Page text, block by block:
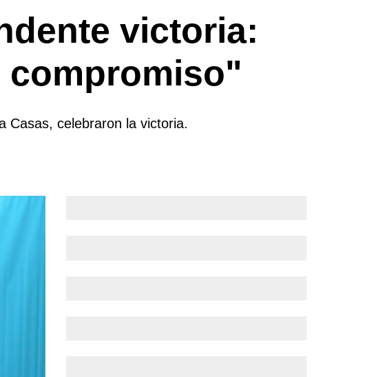
victoria:
compromiso"
Casas, celebraron la victoria.